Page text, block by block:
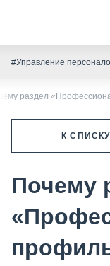
#Управление
раздел
К
Почему